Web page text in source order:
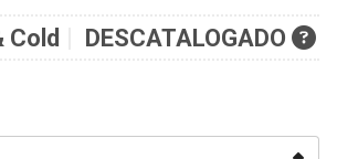
Cold DESCATALOGADO